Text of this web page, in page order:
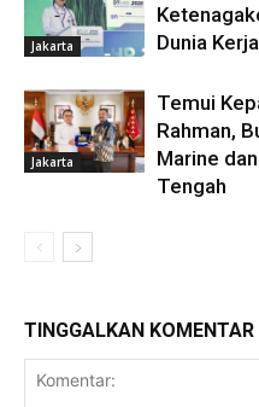
Jakarta
Dunia Kerja
Jakarta
Temui
Rahman,
Marine
Tengah
TINGGALKAN KOMENTAR